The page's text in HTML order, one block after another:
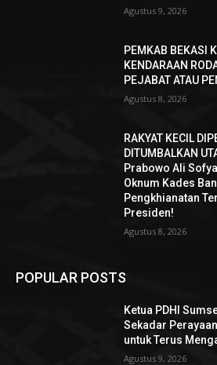
Agustus 9, 2026
PEMKAB BEKASI
KENDARAAN
PEJABAT ATAU
Agustus 8, 2026
RAKYAT KECIL
DITUMBALKAN
Prabowo Ali
Oknum Kades
Pengkhianatan
Presiden!
Agustus 8, 2026
POPULAR POSTS
Ketua PDHI
Sekadar
untuk Terus
Agustus 9, 2026